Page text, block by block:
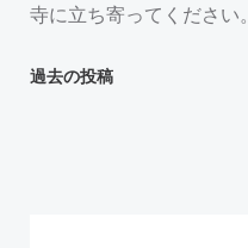
寺に立ち寄ってください。
投
過去の投稿